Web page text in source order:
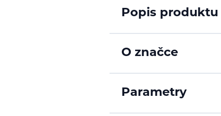
Popis produktu
O značce
Parametry